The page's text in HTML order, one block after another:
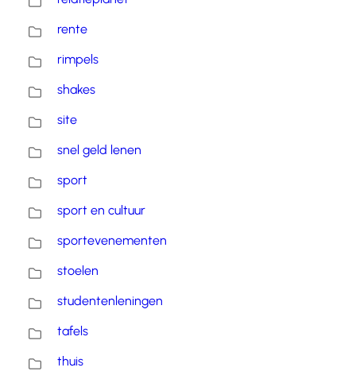
rente
rimpels
shakes
site
snel geld lenen
sport
sport en cultuur
sportevenementen
stoelen
studentenleningen
tafels
thuis